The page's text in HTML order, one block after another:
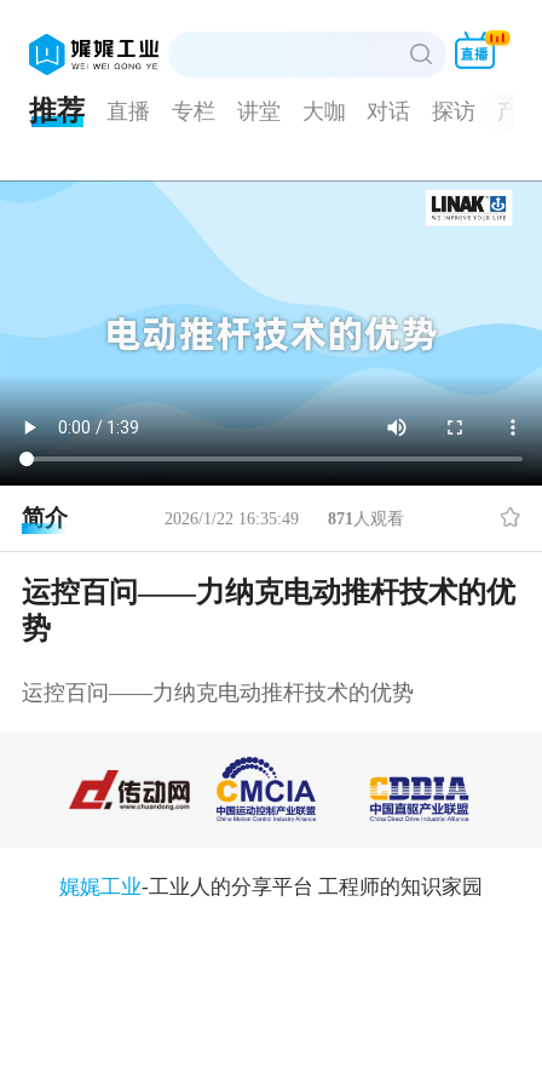
推荐 直播 专栏 讲堂 大咖 对话 探访 产品
简介 2026/1/22 16:35:49 871 人观看
运控百问——力纳克电动推杆技术的优
势
运控百问——力纳克电动推杆技术的优势
娓娓工业-工业人的分享平台 工程师的知识家园